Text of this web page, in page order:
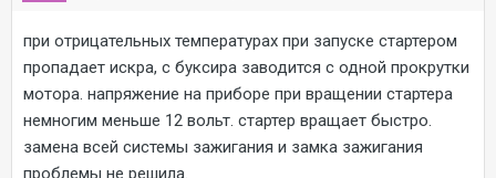
при отрицательных температурах при запуске стартером
пропадает искра, с буксира заводится с одной прокрутки
мотора. напряжение на приборе при вращении стартера
немногим меньше 12 вольт. стартер вращает быстро.
замена всей системы зажигания и замка зажигания
проблемы не решила.